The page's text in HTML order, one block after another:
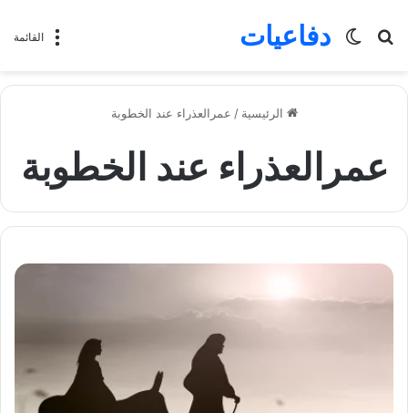
القائمة دفاعيات
بحث
الوضع
الرئيسية / عمرالعذراء عند الخطوبة
عمرالعذراء عند الخطوبة